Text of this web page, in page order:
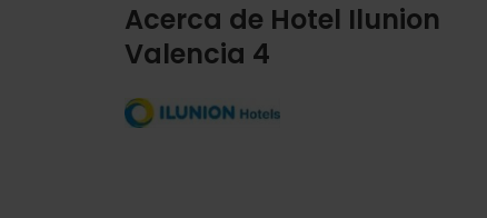
Acerca de Hotel Ilunion
Valencia 4
Imagen